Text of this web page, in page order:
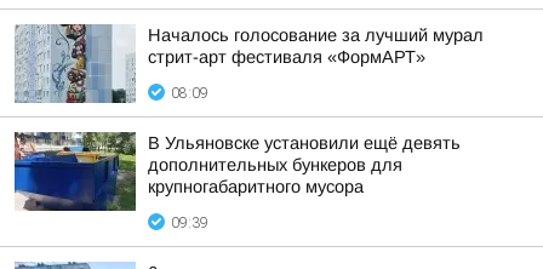
Началось голосование за лучший мурал
стрит-арт фестиваля «ФормАРТ»
08:09
В Ульяновске установили ещё девять
дополнительных бункеров для
крупногабаритного мусора
09:39